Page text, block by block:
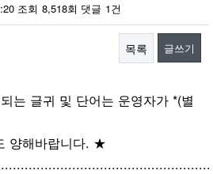
조회 8,518회 댓글 1건
목록 글쓰기
는 글귀 및 단어는 운영자가 *(별
양해바랍니다. ★